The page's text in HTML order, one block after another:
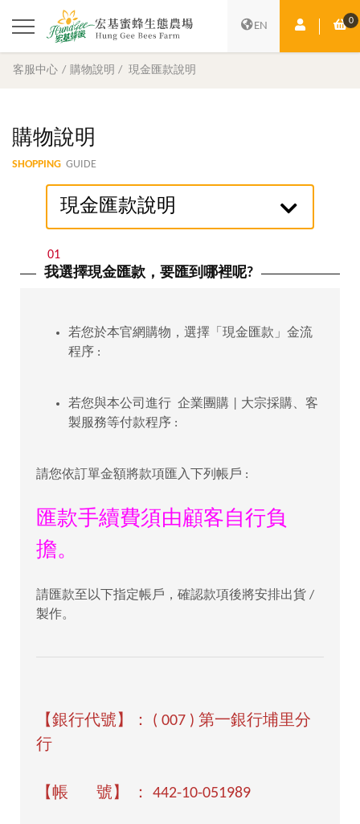
EN 會員中心0
購
客服中心 購物說明 現金匯款說明
購物說明
SHOPPING GUIDE
現金匯款說明
01
我選擇現金匯款，要匯到哪裡呢?
若您於本官網購物，選擇「現金匯款」金流
程序 :
若您與本公司進行 企業團購 | 大宗採購、客
製服務等付款程序 :
請您依訂單金額將款項匯入下列帳戶 :
匯款手續費須由顧客自行負
擔。
請匯款至以下指定帳戶，確認款項後將安排出貨 /
製作。
【銀行代號】： ( 007 ) 第一銀行埔里分
行
【帳 號】 ： 442-10-051989